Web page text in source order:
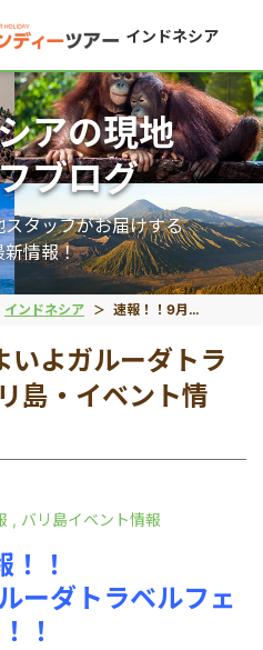
インドネシア
インドネシア 速報！！9月はいよいよガルーダトラベルフェア！【バリ島・イベント情報】
アの現地
ブログ
タッフがお届けする
新情報！
いよガルーダトラ
島・イベント情
, バリ島イベント情報
！！
ーダトラベルフェ
！
戻る
動物系
象
コモドドラゴン
戻る
離島ツアー
レンボンガン島
ヌサペニダ島
戻る
世界遺産
ボロブドゥール遺跡
プランバナン遺跡
戻る
秘境
タナトラジャ
ブロモ山